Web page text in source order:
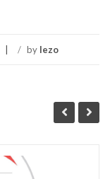
/ by lezo